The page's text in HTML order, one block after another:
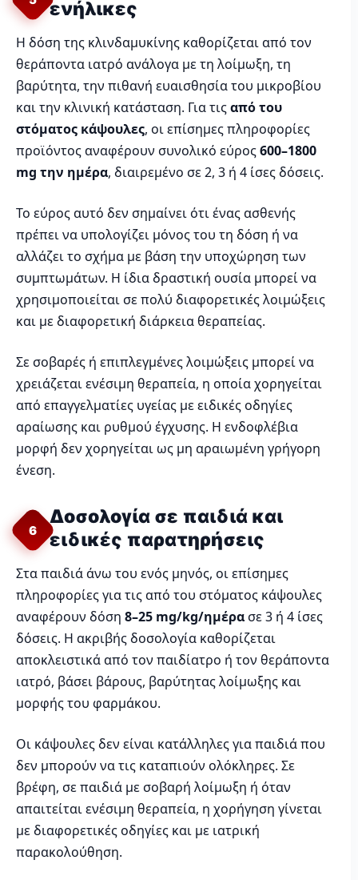
ενήλικες
Η δόση της κλινδαμυκίνης καθορίζεται από τον
θεράποντα ιατρό ανάλογα με τη λοίμωξη, τη
βαρύτητα, την πιθανή ευαισθησία του μικροβίου
και την κλινική κατάσταση. Για τιςαπό του
στόματος κάψουλες, οι επίσημες πληροφορίες
προϊόντος αναφέρουν συνολικό εύρος600–1800
mg την ημέρα, διαιρεμένο σε 2, 3 ή 4 ίσες δόσεις.
Το εύρος αυτό δεν σημαίνει ότι ένας ασθενής
πρέπει να υπολογίζει μόνος του τη δόση ή να
αλλάζει το σχήμα με βάση την υποχώρηση των
συμπτωμάτων. Η ίδια δραστική ουσία μπορεί να
χρησιμοποιείται σε πολύ διαφορετικές λοιμώξεις
και με διαφορετική διάρκεια θεραπείας.
Σε σοβαρές ή επιπλεγμένες λοιμώξεις μπορεί να
χρειάζεται ενέσιμη θεραπεία, η οποία χορηγείται
από επαγγελματίες υγείας με ειδικές οδηγίες
αραίωσης και ρυθμού έγχυσης. Η ενδοφλέβια
μορφή δεν χορηγείται ως μη αραιωμένη γρήγορη
ένεση.
6
Δοσολογία σε παιδιά και
ειδικές παρατηρήσεις
Στα παιδιά άνω του ενός μηνός, οι επίσημες
πληροφορίες για τις από του στόματος κάψουλες
αναφέρουν δόση 8–25 mg/kg/ημέρασε 3 ή 4 ίσες
δόσεις. Η ακριβής δοσολογία καθορίζεται
αποκλειστικά από τον παιδίατρο ή τον θεράποντα
ιατρό, βάσει βάρους, βαρύτητας λοίμωξης και
μορφής του φαρμάκου.
Οι κάψουλες δεν είναι κατάλληλες για παιδιά που
δεν μπορούν να τις καταπιούν ολόκληρες. Σε
βρέφη, σε παιδιά με σοβαρή λοίμωξη ή όταν
απαιτείται ενέσιμη θεραπεία, η χορήγηση γίνεται
με διαφορετικές οδηγίες και με ιατρική
παρακολούθηση.